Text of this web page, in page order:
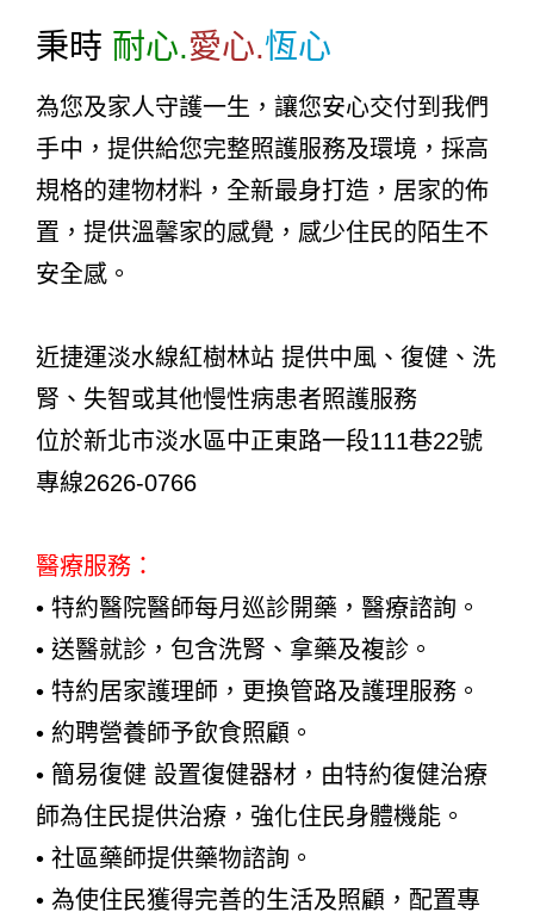
秉時 耐心.愛心.恆心
為您及家人守護一生，讓您安心交付到我們
手中，提供給您完整照護服務及環境，採高
規格的建物材料，全新最身打造，居家的佈
置，提供溫馨家的感覺，感少住民的陌生不
安全感。
近捷運淡水線紅樹林站 提供中風、復健、洗
腎、失智或其他慢性病患者照護服務
位於新北市淡水區中正東路一段111巷22號
專線2626-0766
醫療服務：
• 特約醫院醫師每月巡診開藥，醫療諮詢。
• 送醫就診，包含洗腎、拿藥及複診。
• 特約居家護理師，更換管路及護理服務。
• 約聘營養師予飲食照顧。
• 簡易復健 設置復健器材，由特約復健治療
師為住民提供治療，強化住民身體機能。
• 社區藥師提供藥物諮詢。
• 為使住民獲得完善的生活及照顧，配置專